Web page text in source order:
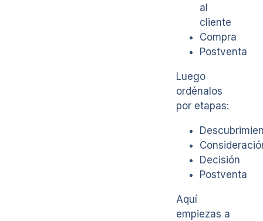
al
cliente
Compra
Postventa
Luego
ordénalos
por etapas:
Decisión
Postventa
Aquí
empiezas a